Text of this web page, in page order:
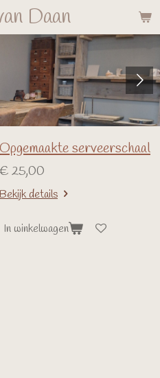
Daan
Opgemaakte serveerschaal
€ 25,00
Bekijk details
In winkelwagen